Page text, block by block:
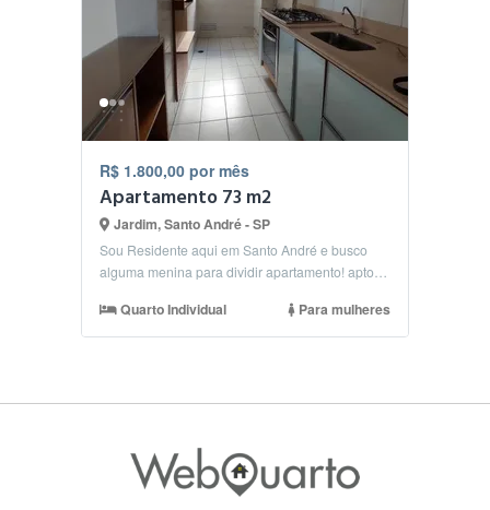
R$ 1.800,00 por mês
Apartamento 73 m2
Jardim, Santo André - SP
Sou Residente aqui em Santo André e busco
alguma menina para dividir apartamento! apto
Quarto Individual Para mulheres